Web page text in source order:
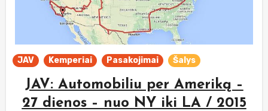
JAV Kemperiai Pasakojimai Šalys
JAV: Automobiliu per Ameriką –
27 dienos – nuo NY iki LA / 2015